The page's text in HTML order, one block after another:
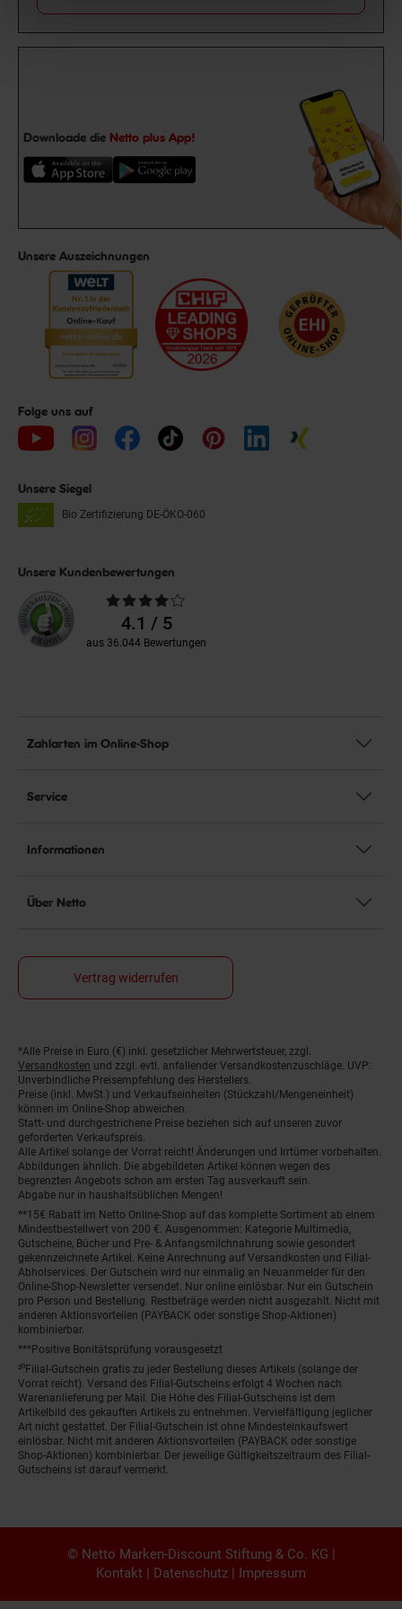
Downloade die Netto plus App!
Unsere Auszeichnungen
Folge uns auf
Unsere Siegel
Bio Zertifizierung DE-ÖKO-060
Unsere Kundenbewertungen
Durchschnittliche
Bewertungen4.1 / 5
aus 36.044 Bewertungen
Zahlarten im Online-Shop
Service
Informationen
Über Netto
Vertrag widerrufen
Fußnoten
*Alle Preise in Euro (€) inkl. gesetzlicher Mehrwertsteuer, zzgl.
Versandkosten und zzgl. evtl. anfallender Versandkostenzuschläge. UVP:
Unverbindliche Preisempfehlung des Herstellers.
Preise (inkl. MwSt.) und Verkaufseinheiten (Stückzahl/Mengeneinheit)
können im Online-Shop abweichen.
Statt- und durchgestrichene Preise beziehen sich auf unseren zuvor
geforderten Verkaufspreis.
Alle Artikel solange der Vorrat reicht! Änderungen und Irrtümer vorbehalten.
Abbildungen ähnlich. Die abgebildeten Artikel können wegen des
begrenzten Angebots schon am ersten Tag ausverkauft sein.
Abgabe nur in haushaltsüblichen Mengen!
**15€ Rabatt im Netto Online-Shop auf das komplette Sortiment ab einem
Mindestbestellwert von 200 €. Ausgenommen: Kategorie Multimedia,
Gutscheine, Bücher und Pre- & Anfangsmilchnahrung sowie gesondert
gekennzeichnete Artikel. Keine Anrechnung auf Versandkosten und Filial-
Abholservices. Der Gutschein wird nur einmalig an Neuanmelder für den
Online-Shop-Newsletter versendet. Nur online einlösbar. Nur ein Gutschein
pro Person und Bestellung. Restbeträge werden nicht ausgezahlt. Nicht mit
anderen Aktionsvorteilen (PAYBACK oder sonstige Shop-Aktionen)
kombinierbar.
***Positive Bonitätsprüfung vorausgesetzt
²⁰Filial-Gutschein gratis zu jeder Bestellung dieses Artikels (solange der
Vorrat reicht). Versand des Filial-Gutscheins erfolgt 4 Wochen nach
Warenanlieferung per Mail. Die Höhe des Filial-Gutscheins ist dem
Artikelbild des gekauften Artikels zu entnehmen. Vervielfältigung jeglicher
Art nicht gestattet. Der Filial-Gutschein ist ohne Mindesteinkaufswert
einlösbar. Nicht mit anderen Aktionsvorteilen (PAYBACK oder sonstige
Shop-Aktionen) kombinierbar. Der jeweilige Gültigkeitszeitraum des Filial-
Gutscheins ist darauf vermerkt.
© Netto Marken-Discount Stiftung & Co. KG |
Kontakt | Datenschutz | Impressum